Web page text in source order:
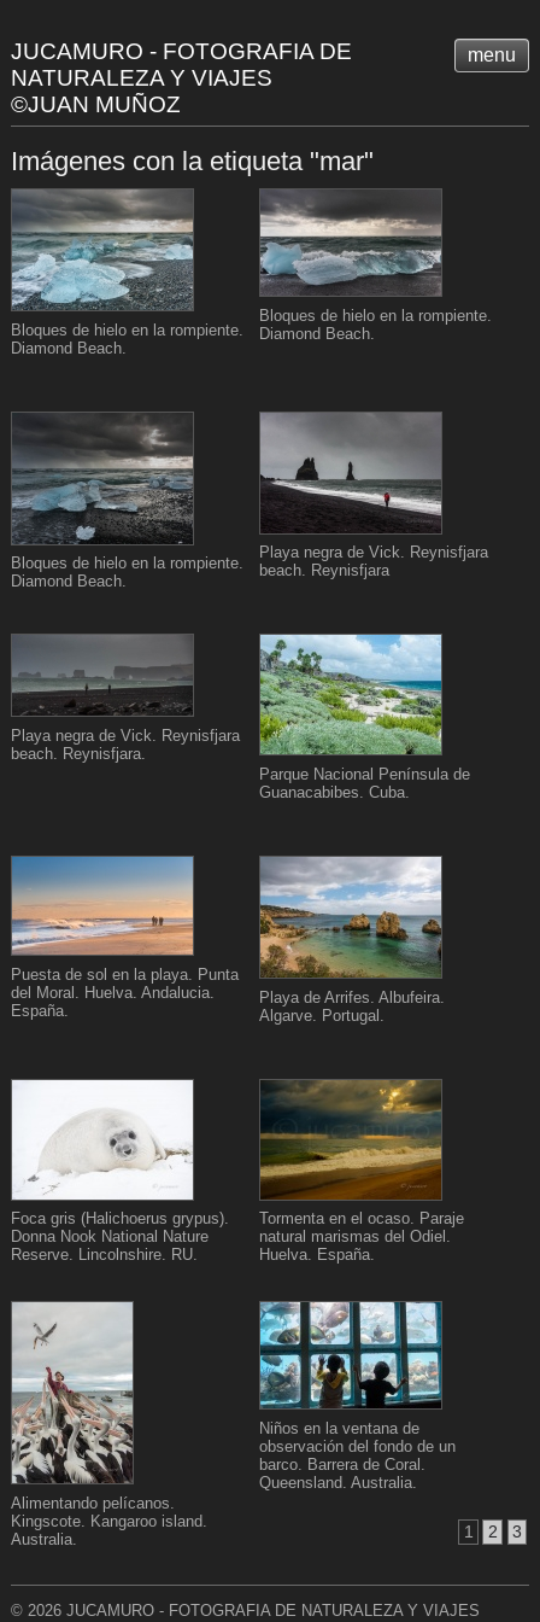
menu
JUCAMURO - FOTOGRAFIA DE
NATURALEZA Y VIAJES
©JUAN MUÑOZ
Imágenes con la etiqueta "mar"
Bloques de hielo en la rompiente.
Diamond Beach.
Bloques de hielo en la rompiente.
Diamond Beach.
Bloques de hielo en la rompiente.
Diamond Beach.
Playa negra de Vick. Reynisfjara
beach. Reynisfjara
Playa negra de Vick. Reynisfjara
beach. Reynisfjara.
Parque Nacional Península de
Guanacabibes. Cuba.
Puesta de sol en la playa. Punta
del Moral. Huelva. Andalucia.
España.
Playa de Arrifes. Albufeira.
Algarve. Portugal.
Foca gris (Halichoerus grypus).
Donna Nook National Nature
Reserve. Lincolnshire. RU.
Tormenta en el ocaso. Paraje
natural marismas del Odiel.
Huelva. España.
Alimentando pelícanos.
Kingscote. Kangaroo island.
Australia.
Niños en la ventana de
observación del fondo de un
barco. Barrera de Coral.
Queensland. Australia.
1 2 3
© 2026 JUCAMURO - FOTOGRAFIA DE NATURALEZA Y VIAJES